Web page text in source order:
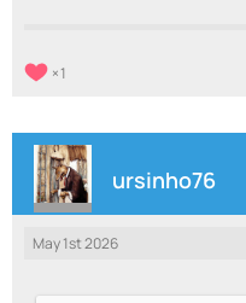
1
ursinho76
May 1st 2026